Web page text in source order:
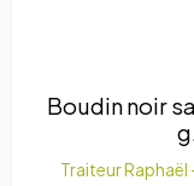
Boudin noir
Traiteur